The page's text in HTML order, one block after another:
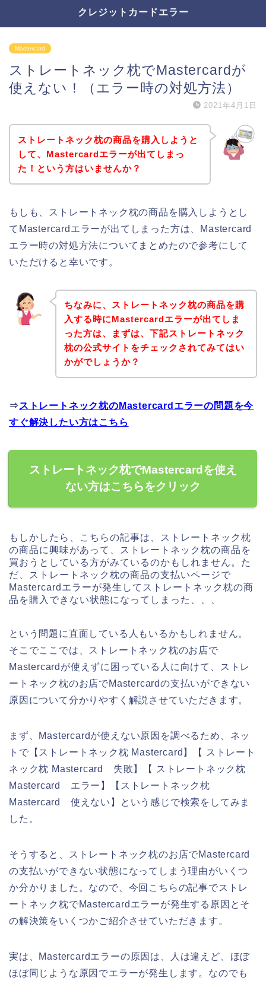
クレジットカードエラー
Mastercard
ストレートネック枕でMastercardが
使えない！（エラー時の対処方法）
2021年4月1日
ストレートネック枕の商品を購入しようと
して、Mastercardエラーが出てしまっ
た！という方はいませんか？
もしも、ストレートネック枕の商品を購入しようとし
てMastercardエラーが出てしまった方は、Mastercard
エラー時の対処方法についてまとめたので参考にして
いただけると幸いです。
ちなみに、ストレートネック枕の商品を購
入する時にMastercardエラーが出てしま
った方は、まずは、下記ストレートネック
枕の公式サイトをチェックされてみてはい
かがでしょうか？
⇒ ストレートネック枕のMastercardエラーの問題を今
すぐ解決したい方はこちら
ストレートネック枕でMastercardを使え
ない方はこちらをクリック
もしかしたら、こちらの記事は、ストレートネック枕
の商品に興味があって、ストレートネック枕の商品を
買おうとしている方がみているのかもしれません。た
だ、ストレートネック枕の商品の支払いページで
Mastercardエラーが発生してストレートネック枕の商
品を購入できない状態になってしまった、、、
という問題に直面している人もいるかもしれません。
そこでここでは、ストレートネック枕のお店で
Mastercardが使えずに困っている人に向けて、ストレ
ートネック枕のお店でMastercardの支払いができない
原因について分かりやすく解説させていただきます。
まず、Mastercardが使えない原因を調べるため、ネッ
トで【ストレートネック枕 Mastercard】【 ストレート
ネック枕 Mastercard 失敗】【 ストレートネック枕
Mastercard エラー】【ストレートネック枕
Mastercard 使えない】という感じで検索をしてみま
した。
そうすると、ストレートネック枕のお店でMastercard
の支払いができない状態になってしまう理由がいくつ
か分かりました。なので、今回こちらの記事でストレ
ートネック枕でMastercardエラーが発生する原因とそ
の解決策をいくつかご紹介させていただきます。
実は、Mastercardエラーの原因は、人は違えど、ほぼ
ほぼ同じような原因でエラーが発生します。なのでも